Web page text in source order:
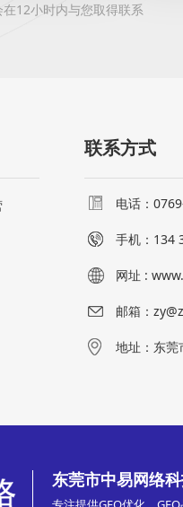
12小时内与您取得联系
联系方式
电话：
手机： 134
网址 :
邮箱：
地址：东莞
东莞市中易网络